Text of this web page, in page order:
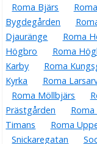
Roma Bjärs
Bygdegården
Djauränge
Roma
Högbro
Roma
Karby
Roma
Kyrka
Roma
Roma Möllbjärs
Prästgården
Roma
Timans
Roma
Snickaregatan